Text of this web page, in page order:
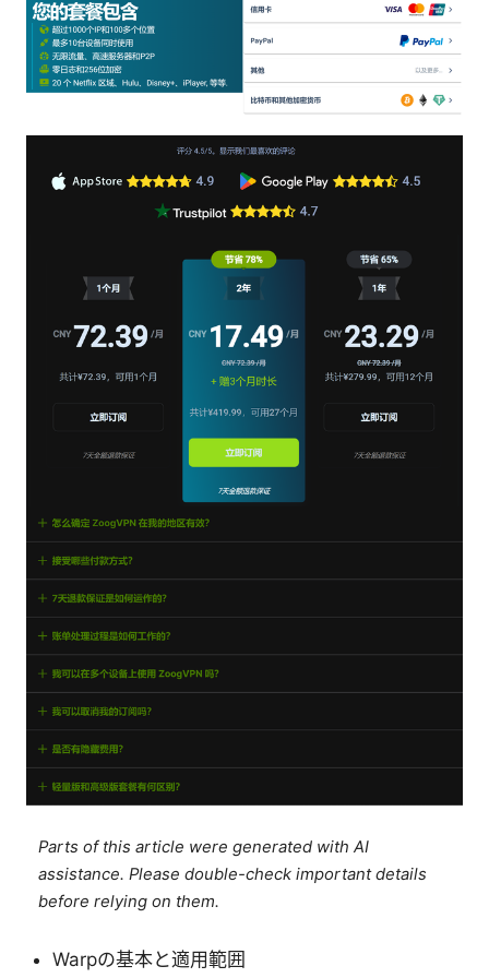
Parts of this article were generated with AI
assistance. Please double-check important details
before relying on them.
Warpの基本と適用範囲